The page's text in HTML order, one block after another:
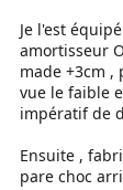
Je l'est
amortisseur
made +3cm
vue le faible
impératif de
Ensuite ,
pare choc